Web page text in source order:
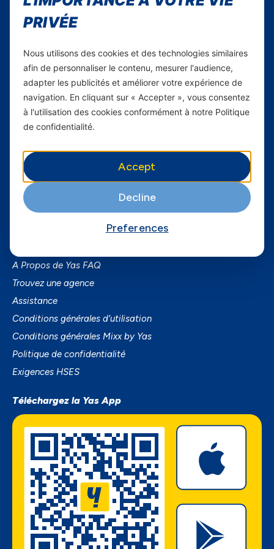
Yas Sénégal
Carrières
Yas en Afrique
Axian Telecom
Services Mobiles
Fibre
Business
SmartPhones
A Propos de Yas FAQ
Trouvez une agence
Assistance
Conditions générales d’utilisation
Conditions générales Mixx by Yas
Politique de confidentialité
Exigences HSES
Téléchargez la Yas App
PRIVÉE
Nous utilisons des cookies et des technologies similaires
afin de personnaliser le contenu, mesurer l'audience,
adapter les publicités et améliorer votre expérience de
navigation. En cliquant sur « Accepter », vous consentez
à l'utilisation des cookies conformément à notre Politique
de confidentialité.
Accept
Decline
Preferences